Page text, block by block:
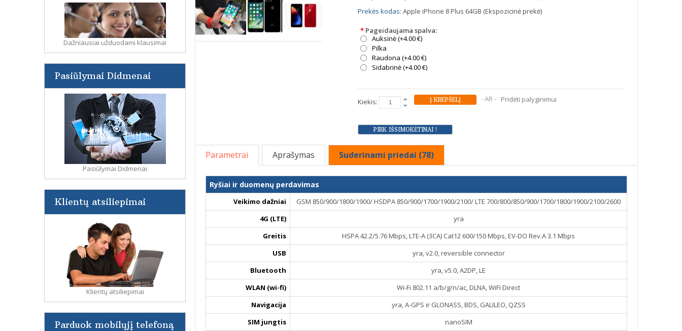
Dažniausiai užduodami klausimai
Pasiūlymai Didmenai
Pasiūlymai Didmenai
Klientų atsiliepimai
Klientų atsiliepimai
Parduok mobilųjį telefoną
Prekės kodas: Apple iPhone 8 Plus 64GB (Ekspozicinė prekė)
* Pageidaujama spalva:
Auksinė (+4.00 €)
Pilka
Raudona (+4.00 €)
Sidabrinė (+4.00 €)
Kiekis: - AR - Pridėti palyginimui
Parametrai Aprašymas Suderinami priedai (78)
Ryšiai ir duomenų perdavimas
Veikimo dažniai
GSM 850/900/1800/1900/ HSDPA 850/900/1700/1900/2100/ LTE 700/800/850/900/1700/1800/1900/2100/2600
4G (LTE)
yra
Greitis
HSPA 42.2/5.76 Mbps, LTE-A (3CA) Cat12 600/150 Mbps, EV-DO Rev.A 3.1 Mbps
USB
yra, v2.0, reversible connector
Bluetooth
yra, v5.0, A2DP, LE
WLAN (wi-fi)
Wi-Fi 802.11 a/b/g/n/ac, DLNA, WiFi Direct
Navigacija
yra, A-GPS ir GLONASS, BDS, GALILEO, QZSS
SIM jungtis
nanoSIM